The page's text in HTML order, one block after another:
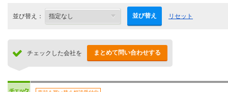
並び替え： 並び替え リセット
チェックした会社を まとめて問い合わせする